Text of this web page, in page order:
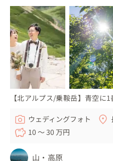
◼︎こんな方におすすめ
・スキー、スノーボードが
・雪山に絶景で撮影したい方
・風情のある温泉街での撮
・車やロープウェイでのア
ノーボードに関係なく撮影
◼︎利点と注意点
⚪︎私は冬になると年間80日
中、
【北アルプス/乗鞍岳】青空に
ウェディングフォト
10 〜 30 万円
山・高原